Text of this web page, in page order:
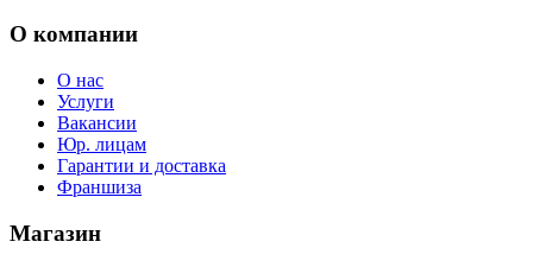
О компании
О нас
Услуги
Вакансии
Юр. лицам
Гарантии и доставка
Франшиза
Магазин